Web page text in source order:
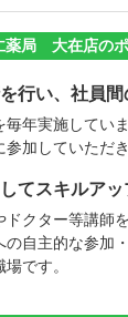
薬局 大在店の
行い、社員
毎年実施してい
参加していただ
てスキルア
ドクター等講師
の自主的な参加
です。